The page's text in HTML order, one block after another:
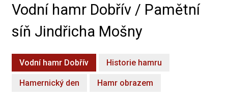
Vodní hamr Dobřív / Pamětní
síň Jindřicha Mošny
Vodní hamr Dobřív Historie hamru
Hamernický den Hamr obrazem